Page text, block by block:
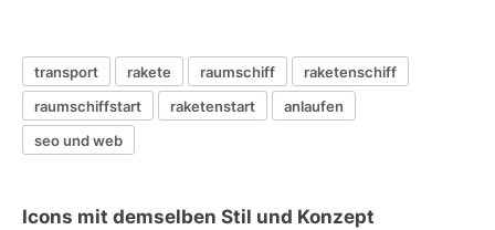
transport rakete raumschiff
raketenschiff
raumschiffstart
raketenstart
anlaufen
seo und web
Icons mit demselben Stil und Konzept